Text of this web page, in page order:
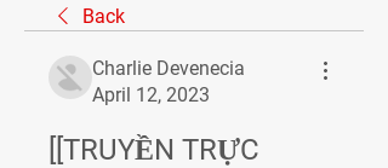
Back
Charlie Devenecia
April 12, 2023
[[TRUYỀN TRỰC